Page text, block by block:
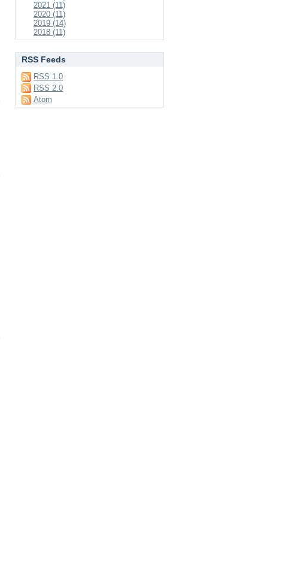
2021 (11)
2020 (11)
2019 (14)
2018 (11)
RSS Feeds
RSS 1.0
RSS 2.0
Atom